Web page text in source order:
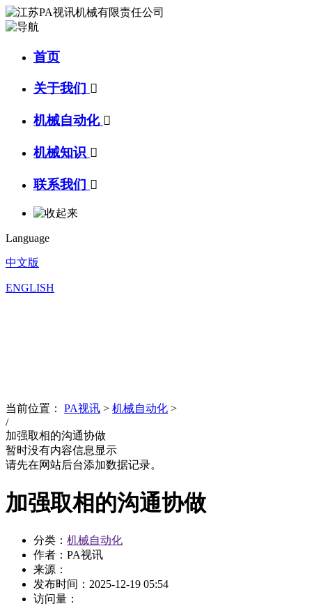
首页
关于我们 
机械自动化 
机械知识 
联系我们 
Language
中文版
ENGLISH
当前位置： PA视讯 > 机械自动化 >
/
加强取相的沟通协做
暂时没有内容信息显示
请先在网站后台添加数据记录。
加强取相的沟通协做
分类： 机械自动化
作者：PA视讯
来源：
发布时间： 2025-12-19 05:54
访问量：